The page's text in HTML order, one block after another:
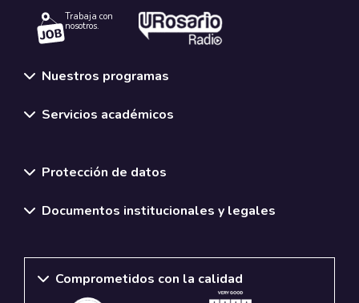
Trabaja con
nosotros.
Nuestros programas
Servicios académicos
Protección de datos
Documentos institucionales y legales
Comprometidos con la calidad